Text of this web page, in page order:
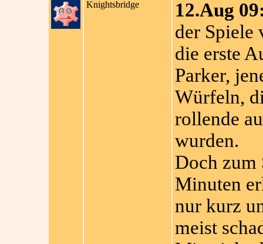
Knightsbridge
12.Aug
der Spiele
die erste
Parker,
Würfeln,
rollende
wurden.
Doch zum
Minuten
nur kurz
meist